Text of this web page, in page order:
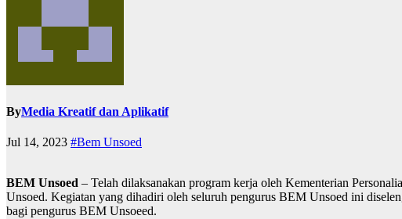
ByMedia Kreatif dan Aplikatif
Jul 14, 2023 #Bem Unsoed
BEM Unsoed – Telah dilaksanakan program kerja oleh Kementerian
Unsoed. Kegiatan yang dihadiri oleh seluruh pengurus BEM Unsoed ini
bagi pengurus BEM Unsoeed.